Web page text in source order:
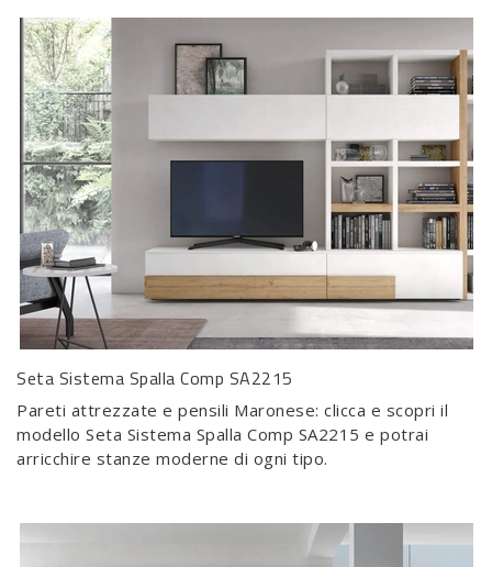
Seta Sistema Spalla Comp SA2215
Pareti attrezzate e pensili Maronese: clicca e scopri il
modello Seta Sistema Spalla Comp SA2215 e potrai
arricchire stanze moderne di ogni tipo.